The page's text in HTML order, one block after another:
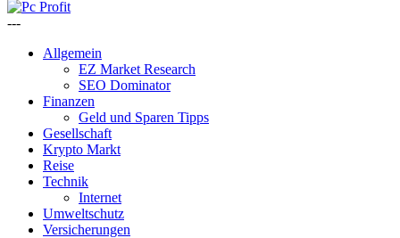
---
Allgemein
EZ Market Research
SEO Dominator
Finanzen
Geld und Sparen Tipps
Gesellschaft
Krypto Markt
Reise
Technik
Internet
Umweltschutz
Versicherungen